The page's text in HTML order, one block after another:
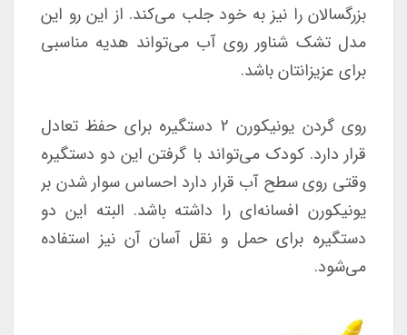
بزرگسالان را نیز به خود جلب می‌کند. از این رو این
مدل تشک شناور روی آب می‌تواند هدیه مناسبی
برای عزیزانتان باشد.
روی گردن یونیکورن 2 دستگیره برای حفظ تعادل
قرار دارد. کودک می‌تواند با گرفتن این دو دستگیره
وقتی روی سطح آب قرار دارد احساس سوار شدن بر
یونیکورن افسانه‌ای را داشته باشد. البته این دو
دستگیره برای حمل و نقل آسان آن نیز استفاده
می‌شود.